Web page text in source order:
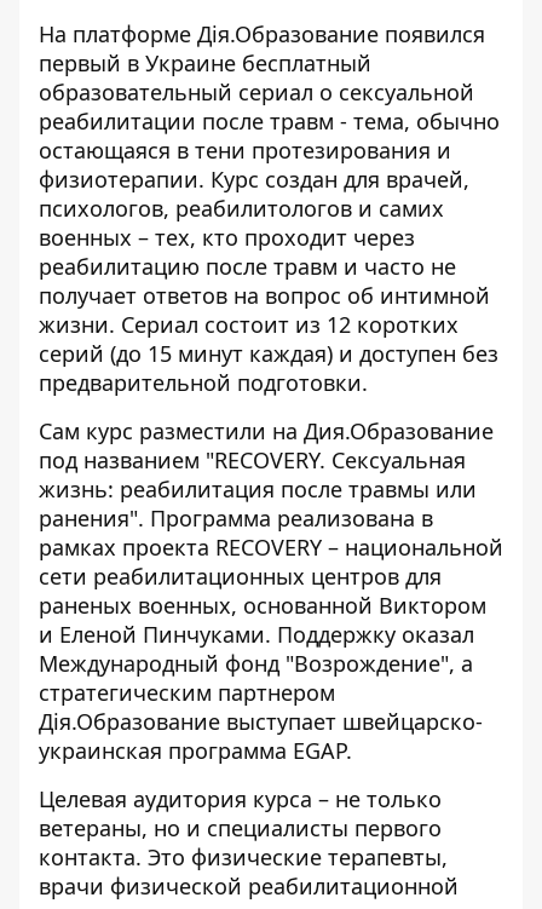
На платформе Дія.Образование появился
первый в Украине бесплатный
образовательный сериал о сексуальной
реабилитации после травм - тема, обычно
остающаяся в тени протезирования и
физиотерапии. Курс создан для врачей,
психологов, реабилитологов и самих
военных – тех, кто проходит через
реабилитацию после травм и часто не
получает ответов на вопрос об интимной
жизни. Сериал состоит из 12 коротких
серий (до 15 минут каждая) и доступен без
предварительной подготовки.
Сам курс разместили на Дия.Образование
под названием "RECOVERY. Сексуальная
жизнь: реабилитация после травмы или
ранения". Программа реализована в
рамках проекта RECOVERY – национальной
сети реабилитационных центров для
раненых военных, основанной Виктором
и Еленой Пинчуками. Поддержку оказал
Международный фонд "Возрождение", а
стратегическим партнером
Дія.Образование выступает швейцарско-
украинская программа EGAP.
Целевая аудитория курса – не только
ветераны, но и специалисты первого
контакта. Это физические терапевты,
врачи физической реабилитационной